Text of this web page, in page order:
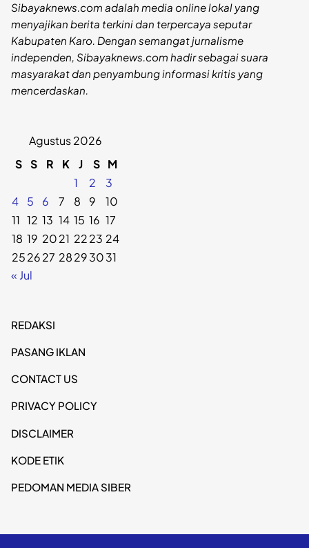
Sibayaknews.com adalah media online lokal yang
menyajikan berita terkini dan terpercaya seputar
Kabupaten Karo. Dengan semangat jurnalisme
independen, Sibayaknews.com hadir sebagai suara
masyarakat dan penyambung informasi kritis yang
mencerdaskan.
Agustus 2026
S S R K J S M
1
2
3
4
5 6 7 8 9
10
11 12 13 14 15 16 17
18 19 2021 2223 24
252627 28293031
« Jul
REDAKSI
PASANG IKLAN
CONTACT US
PRIVACY POLICY
DISCLAIMER
KODE ETIK
PEDOMAN MEDIA SIBER